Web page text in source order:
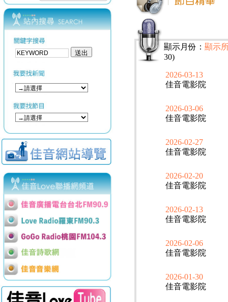
顯示月份： 顯示
30)
2026-03-13
佳音電影院
2026-03-06
佳音電影院
2026-02-27
佳音電影院
2026-02-20
佳音電影院
2026-02-13
佳音電影院
2026-02-06
佳音電影院
2026-01-30
佳音電影院